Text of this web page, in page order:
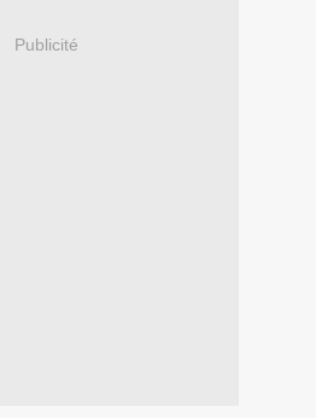
Publicité